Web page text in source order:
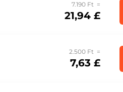
7.190 Ft =
21,94 £
2.500 Ft =
7,63 £